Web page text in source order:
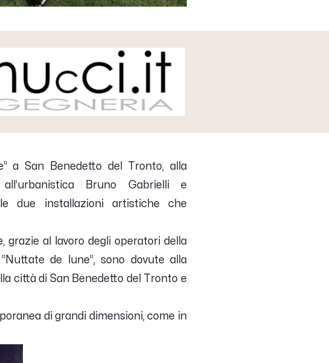
a San Benedetto del Tronto, alla
Bruno Gabrielli e
due installazioni artistiche che
grazie al lavoro degli operatori della
de lune”, sono dovute alla
città di San Benedetto del Tronto e
di grandi dimensioni, come in